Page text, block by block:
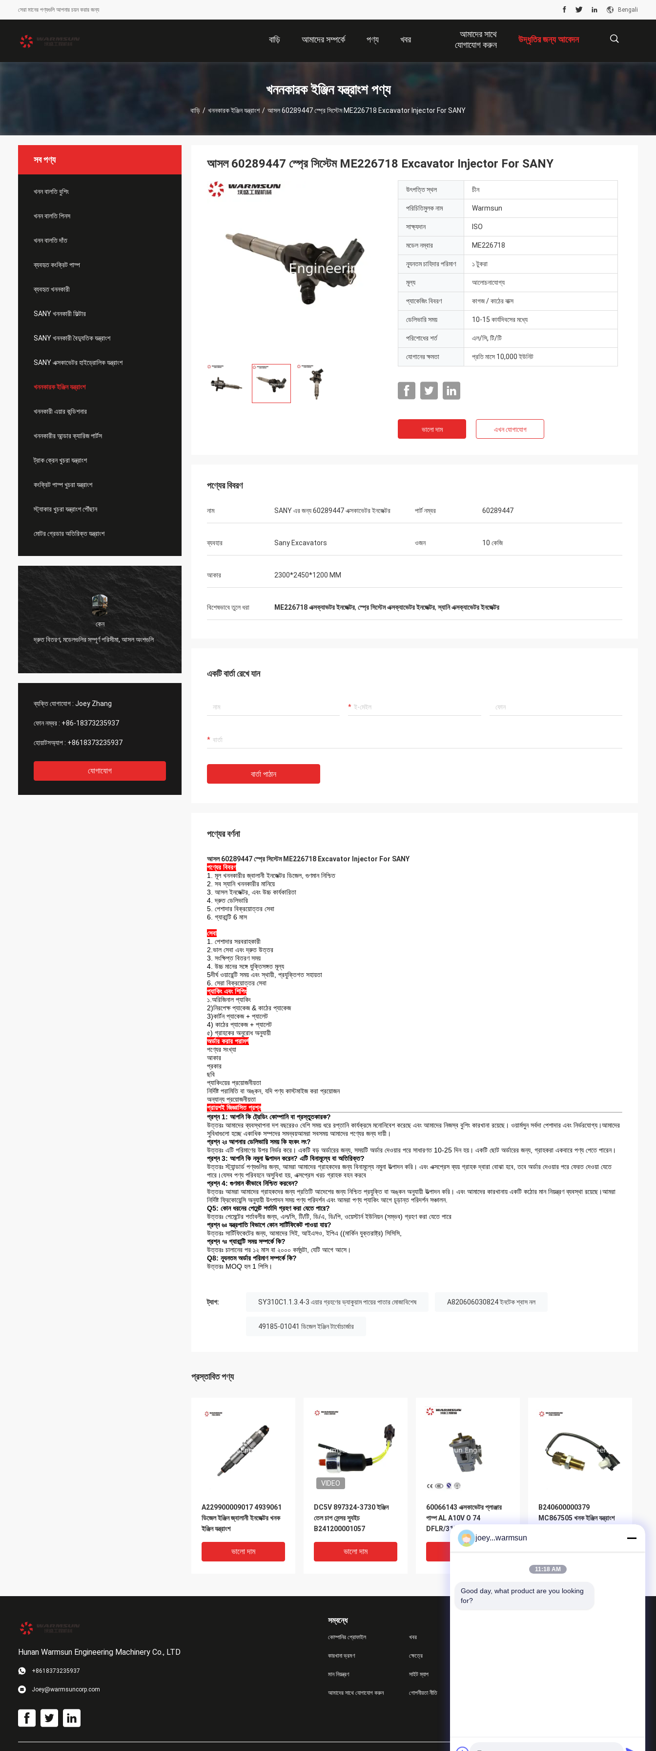
সেরা মানের পণ্যগুলি আপনার চয়ন করার জন্য Bengali
বাড়ি আমাদের সম্পর্কে পণ্য খবর
আমাদের সাথে
যোগাযোগ করুন
উদ্ধৃতির জন্য আবেদন
খননকারক ইঞ্জিন যন্ত্রাংশ পণ্য
বাড়ি / খননকারক ইঞ্জিন যন্ত্রাংশ / আসল 60289447 স্প্রে সিস্টেম ME226718 Excavator Injector For SANY
সব পণ্য
খনন বালতি বুশিং
খনন বালতি পিনস
খনন বালতি দাঁত
ব্যবহৃত কংক্রিট পাম্প
ব্যবহৃত খননকারী
SANY খননকারী ফিল্টার
SANY খননকারী বৈদ্যুতিক যন্ত্রাংশ
SANY এক্সকাভেটর হাইড্রোলিক যন্ত্রাংশ
খননকারক ইঞ্জিন যন্ত্রাংশ
খননকারী এয়ার কন্ডিশনার
খননকারীর আন্ডার ক্যারিজ পার্টস
ট্রাক ক্রেন খুচরা যন্ত্রাংশ
কংক্রিট পাম্প খুচরা যন্ত্রাংশ
স্ট্যাকার খুচরা যন্ত্রাংশ পৌঁছান
মোটর গ্রেডার অতিরিক্ত যন্ত্রাংশ
কেন
দ্রুত বিতরণ, মডেলগুলির সম্পূর্ণ পরিসীমা, আসল অংশগুলি
ব্যক্তি যোগাযোগ : Joey Zhang
ফোন নম্বর : +86-18373235937
হোয়াটসঅ্যাপ : +8618373235937
যোগাযোগ
আসল 60289447 স্প্রে সিস্টেম ME226718 Excavator Injector For SANY
উৎপত্তি স্থল চীন
পরিচিতিমুলক নাম Warmsun
সাক্ষ্যদান ISO
মডেল নম্বার ME226718
ন্যূনতম চাহিদার পরিমাণ ১ টুকরা
মূল্য আলোচনাযোগ্য
প্যাকেজিং বিবরণ কাগজ / কাঠের বাক্স
ডেলিভারি সময় 10-15 কার্যদিবসের মধ্যে
পরিশোধের শর্ত এল/সি, টি/টি
যোগানের ক্ষমতা প্রতি মাসে 10,000 ইউনিট
ভালো দাম এখন যোগাযোগ
পণ্যের বিবরণ
নাম SANY এর জন্য 60289447 এক্সকাভেটর ইনজেক্টর পার্ট নম্বর 60289447
ব্যবহার Sany Excavators ওজন 10 কেজি
আকার 2300*2450*1200 MM
বিশেষভাবে তুলে ধরা ME226718 এক্সক্যাভটর ইনজেক্টর, স্প্রে সিস্টেম এক্সক্যাভেটর ইনজেক্টর,স্যানি এক্সক্যাভেটর ইনজেক্টর
একটি বার্তা রেখে যান
বার্তা পাঠান
পণ্যের বর্ণনা
আসল 60289447 স্প্রে সিস্টেম ME226718 Excavator Injector For SANY
পণ্যের বিবরণ
1. মূল খননকারীর জ্বালানী ইনজেক্টর ডিজেল, গুণমান নিশ্চিত
2. সব স্যানি খননকারীর মানিয়ে
3. আসল ইনজেক্টর, এবং উচ্চ কার্যকারিতা
4. দ্রুত ডেলিভারি
5. পেশাদার বিক্রয়োত্তর সেবা
6. গ্যারান্টি 6 মাস
সেবা
1. পেশাদার সরবরাহকারী
2.ভাল সেবা এবং দ্রুত উত্তর
3. সংক্ষিপ্ত বিতরণ সময়
4. উচ্চ মানের সঙ্গে যুক্তিসঙ্গত মূল্য
5দীর্ঘ ওয়ারেন্টি সময় এবং স্থায়ী, প্রযুক্তিগত সহায়তা
6. সেরা বিক্রয়োত্তর সেবা
প্যাকিং এবং শিপিং
১.অরিজিনাল প্যাকিং
2)নিরপেক্ষ প্যাকেজ & কাঠের প্যাকেজ
3)কার্টন প্যাকেজ + প্যালেট
4) কাঠের প্যাকেজ + প্যালেট
৫) গ্রাহকের অনুরোধ অনুযায়ী
অর্ডার করার পরামর্শ
পণ্যের সংখ্যা
আকার
প্রকার
ছবি
প্যাকিংয়ের প্রয়োজনীয়তা
নির্দিষ্ট পরামিতি বা অঙ্কন, যদি পণ্য কাস্টমাইজ করা প্রয়োজন
অন্যান্য প্রয়োজনীয়তা
প্রায়শই জিজ্ঞাসিত প্রশ্ন
প্রশ্ন 1: আপনি কি ট্রেডিং কোম্পানি বা প্রস্তুতকারক?
উত্তরঃ আমাদের ব্যবস্থাপনা দশ বছরেরও বেশি সময় ধরে রপ্তানি কার্যক্রমে মনোনিবেশ করেছে এবং আমাদের নিজস্ব বুশিং কারখানা রয়েছে। ওয়ার্মসুন সর্বদা পেশাদার এবং নির্ভরযোগ্য।আমাদের
সুবিধাগুলো হচ্ছে একাধিক সম্পদের সমন্বয়আমরা সবসময় আমাদের পণ্যের জন্য দায়ী।
প্রশ্ন ২ঃ আপনার ডেলিভারি সময় কি হংকং লং?
উত্তরঃ এটি পরিমাণের উপর নির্ভর করে। একটি বড় অর্ডারের জন্য, সময়টি অর্ডার দেওয়ার পরে সাধারণত 10-25 দিন হয়। একটি ছোট অর্ডারের জন্য, গ্রাহকরা একবারে পণ্য পেতে পারেন।
প্রশ্ন 3: আপনি কি নমুনা উত্পাদন করেন? এটি বিনামূল্যে বা অতিরিক্ত?
উত্তরঃ স্ট্যান্ডার্ড পণ্যগুলির জন্য, আমরা আমাদের গ্রাহকদের জন্য বিনামূল্যে নমুনা উত্পাদন করি। এবং এক্সপ্রেস ব্যয় গ্রাহক দ্বারা বোঝা হবে, তবে অর্ডার দেওয়ার পরে ফেরত দেওয়া যেতে
পারে।যেসব পণ্য পরিবহনে অসুবিধা হয়, এক্সপ্রেস খরচ গ্রাহক বহন করবে
প্রশ্ন 4: গুণমান কীভাবে নিশ্চিত করবেন?
উত্তরঃ আমরা আমাদের গ্রাহকদের জন্য প্রতিটি আদেশের জন্য নিশ্চিত প্রযুক্তি বা অঙ্কন অনুযায়ী উত্পাদন করি। এবং আমাদের কারখানায় একটি কঠোর মান নিয়ন্ত্রণ ব্যবস্থা রয়েছে।আমরা
নির্দিষ্ট ফ্রিকোয়েন্সি অনুযায়ী উৎপাদন সময় পণ্য পরিদর্শন এবং আমরা পণ্য প্যাকিং আগে চূড়ান্ত পরিদর্শন সঞ্চালন.
Q5: কোন ধরনের পেমেন্ট শর্তাদি গ্রহণ করা যেতে পারে?
উত্তরঃ পেমেন্টের শর্তাবলীর জন্য, এল/সি, টি/টি, ডি/এ, ডি/পি, ওয়েস্টার্ন ইউনিয়ন (সম্ভব) গ্রহণ করা যেতে পারে
প্রশ্ন ৬ঃ যন্ত্রপাতি বিভাগে কোন সার্টিফিকেট পাওয়া যায়?
উত্তরঃ সার্টিফিকেটের জন্য, আমাদের সিই, আইএসও, ইপিএ ((মার্কিন যুক্তরাষ্ট্র) সিসিসি,
প্রশ্ন ৭ঃ গ্যারান্টি সময় সম্পর্কে কি?
উত্তরঃ চালানের পর ১২ মাস বা ২০০০ কর্মঘন্টা, যেটি আগে আসে।
Q8: ন্যূনতম অর্ডার পরিমাণ সম্পর্কে কি?
উত্তরঃ MOQ হল 1 পিসি।
ট্যাগ: SY310C1.1.3.4-3 এয়ার গ্রহণের ভ্যাকুয়াম পায়ের পাতার মোজাবিশেষ A820606030824 ইনটেক শ্বাস নল
49185-01041 ডিজেল ইঞ্জিন টার্বোচার্জার
প্রস্তাবিত পণ্য
A229900009017 4939061
ডিজেল ইঞ্জিন জ্বালানী ইনজেক্টর খনক
ইঞ্জিন যন্ত্রাংশ
ভালো দাম
VIDEO
DC5V 897324-3730 ইঞ্জিন
তেল চাপ সেন্সর স্যুইচ
B241200001057
ভালো দাম
60066143 এক্সকাভেটর প্লাঞ্জার
পাম্প AL A10V O 74
DFLR/31R-VSC42N00-S2
ভালো দাম
B240600000379
MC867505 খনক ইঞ্জিন যন্ত্রাংশ
ভালো দাম
D06S2.8.5 13897426 খনক
Hunan Warmsun Engineering Machinery Co., LTD
+8618373235937
Joey@warmsuncorp.com
সম্বন্ধে
কোম্পানির প্রোফাইল
কারখানা ভ্রমণ
মান নিয়ন্ত্রণ
আমাদের সাথে যোগাযোগ করুন
খবর
ক্ষেত্রে
সাইট ম্যাপ
গোপনীয়তা নীতি
joey...warmsun
11:18 AM
Good day, what product are you looking
for?